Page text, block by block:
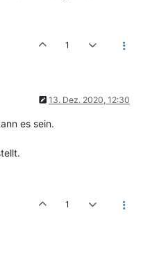
1
13. Dez. 2020, 12:30
es sein.
1